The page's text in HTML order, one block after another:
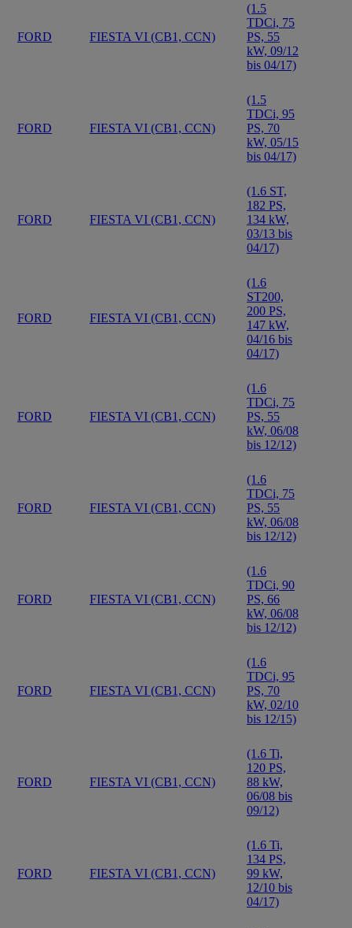
FORD FIESTA VI (CB1, CCN)
(1.5
TDCi, 75
PS, 55
kW, 09/12
bis 04/17)
FORD FIESTA VI (CB1, CCN)
(1.5
TDCi, 95
PS, 70
kW, 05/15
bis 04/17)
FORD FIESTA VI (CB1, CCN)
(1.6 ST,
182 PS,
134 kW,
03/13 bis
04/17)
FORD FIESTA VI (CB1, CCN)
(1.6
ST200,
200 PS,
147 kW,
04/16 bis
04/17)
FORD FIESTA VI (CB1, CCN)
(1.6
TDCi, 75
PS, 55
kW, 06/08
bis 12/12)
FORD FIESTA VI (CB1, CCN)
(1.6
TDCi, 75
PS, 55
kW, 06/08
bis 12/12)
FORD FIESTA VI (CB1, CCN)
(1.6
TDCi, 90
PS, 66
kW, 06/08
bis 12/12)
FORD FIESTA VI (CB1, CCN)
(1.6
TDCi, 95
PS, 70
kW, 02/10
bis 12/15)
FORD FIESTA VI (CB1, CCN)
(1.6 Ti,
120 PS,
88 kW,
06/08 bis
09/12)
FORD FIESTA VI (CB1, CCN)
(1.6 Ti,
134 PS,
99 kW,
12/10 bis
04/17)